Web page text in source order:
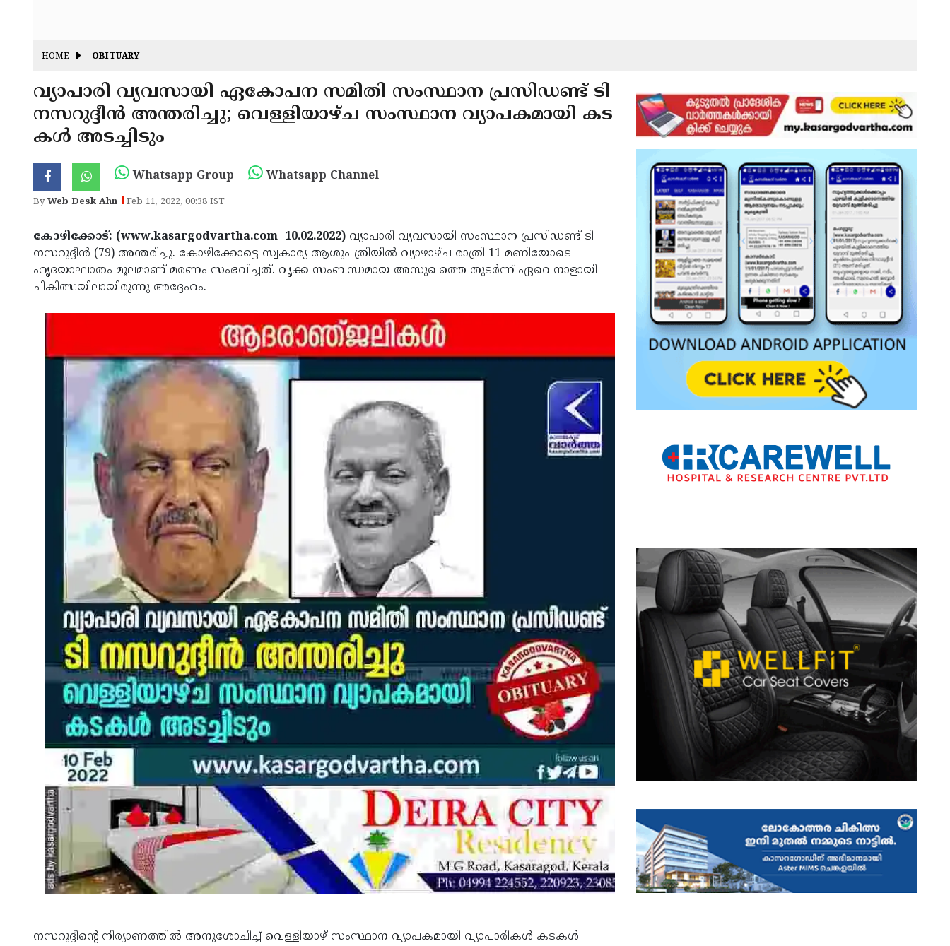
HOME OBITUARY
വ്യാപാരി വ്യവസായി ഏകോപന സമിതി സംസ്ഥാന പ്രസിഡണ്ട് ടി
നസറുദ്ദീൻ അന്തരിച്ചു; വെള്ളിയാഴ്ച സംസ്ഥാന വ്യാപകമായി കട
കൾ അടച്ചിടും
Whatsapp Group Whatsapp Channel
ByWeb Desk Ahn Feb 11, 2022, 00:38 IST
കോഴിക്കോട്: (www.kasargodvartha.com 10.02.2022) വ്യാപാരി വ്യവസായി സംസ്ഥാന പ്രസിഡണ്ട് ടി
നസറുദ്ദീൻ (79) അന്തരിച്ചു. കോഴിക്കോട്ടെ സ്വകാര്യ ആശുപത്രിയിൽ വ്യാഴാഴ്ച രാത്രി 11 മണിയോടെ
ഹൃദയാഘാതം മൂലമാണ് മരണം സംഭവിച്ചത്. വൃക്ക സംബന്ധമായ അസുഖത്തെ തുടർന്ന് ഏറെ നാളായി
ചികിത്സയിലായിരുന്നു അദ്ദേഹം.
നസറുദ്ദീൻ്റെ നിര്യാണത്തിൽ അനുശോചിച്ച് വെള്ളിയാഴ് സംസ്ഥാന വ്യാപകമായി വ്യാപാരികൾ കടകൾ